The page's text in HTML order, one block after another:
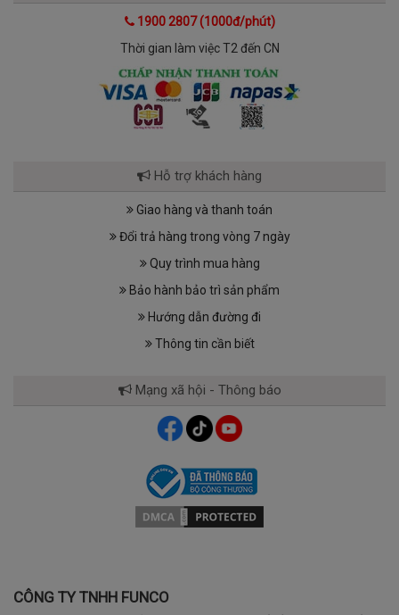
1900 2807 (1000đ/phút)
Thời gian làm việc T2 đến CN
Hỗ trợ khách hàng
Giao hàng và thanh toán
Đổi trả hàng trong vòng 7 ngày
Quy trình mua hàng
Bảo hành bảo trì sản phẩm
Hướng dẫn đường đi
Thông tin cần biết
Mạng xã hội - Thông báo
CÔNG TY TNHH FUNCO